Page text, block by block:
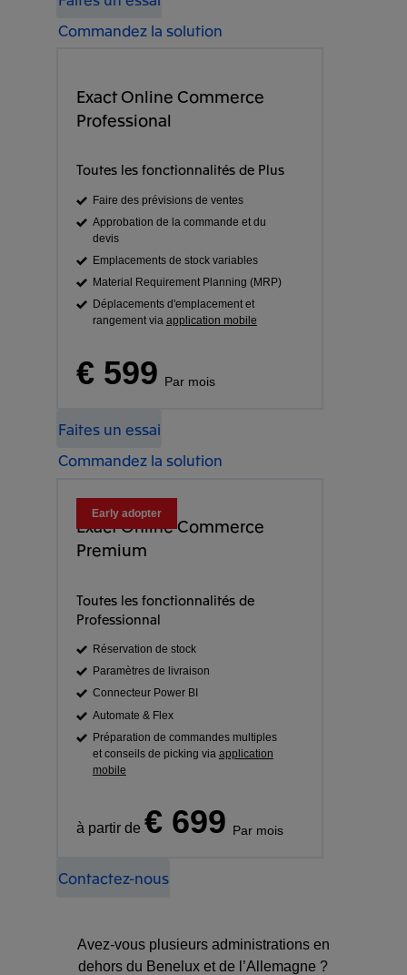
Commandez la solution
Exact Online Commerce
Professional
Toutes les fonctionnalités de Plus
Faire des prévisions de ventes
Approbation de la commande et du
devis
Emplacements de stock variables
Material Requirement Planning (MRP)
Déplacements d'emplacement et
rangement via application mobile
€ 599 Par mois
Faites un essai
Commandez la solution
Early adopter
Exact Online Commerce
Premium
Toutes les fonctionnalités de
Professionnal
Réservation de stock
Paramètres de livraison
Connecteur Power BI
Automate & Flex
Préparation de commandes multiples
et conseils de picking via application
mobile
à partir de € 699 Par mois
Contactez-nous
Avez-vous plusieurs administrations en
dehors du Benelux et de l’Allemagne ?